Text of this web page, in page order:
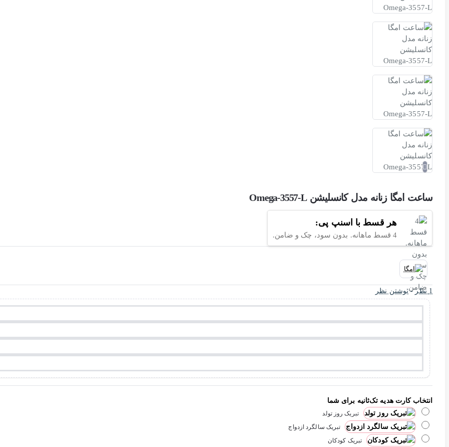
ساعت امگا زنانه مدل کانسلیشن Omega-3557-L
هر قسط با اسنپ پی:
4 قسط ماهانه. بدون سود، چک و ضامن.
1 نظر - نوشتن نظر
انتخاب کارت هدیه تک‌ثانیه برای شما
تبریک روز تولد
تبریک سالگرد ازدواج
تبریک کودکان